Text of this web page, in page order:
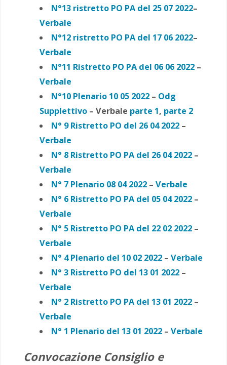
N°13 ristretto PO PA del 25 07 2022–
Verbale
N°12 ristretto PO PA del 17 06 2022–
Verbale
N°11 Ristretto PO PA del 06 06 2022 –
Verbale
N°10 Plenario 10 05 2022 – Odg
Supplettivo– Verbale parte 1, parte 2
N° 9 Ristretto PO del 26 04 2022 –
Verbale
N° 8 Ristretto PO PA del 26 04 2022 –
Verbale
N° 7 Plenario 08 04 2022 –Verbale
N° 6 Ristretto PO PA del 05 04 2022 –
Verbale
N° 5 Ristretto PO PA del 22 02 2022 –
Verbale
N° 4 Plenario del 10 02 2022 –Verbale
N° 3 Ristretto PO del 13 01 2022 –
Verbale
N° 2 Ristretto PO PA del 13 01 2022 –
Verbale
N° 1 Plenario del 13 01 2022 –Verbale
Convocazione Consiglio e